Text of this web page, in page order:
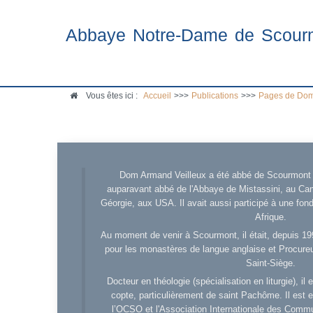
Abbaye Notre-Dame de
Vous êtes ici : Accueil >>> Publications >>> Pages de
Dom Armand Veilleux a été abbé de
auparavant abbé de l'Abbaye de Mistassini, au
Géorgie, aux USA. Il avait aussi participé à une
Afrique.
Au moment de venir à Scourmont, il était, depuis
pour les monastères de langue anglaise et
Saint-Siège.
Docteur en théologie (spécialisation en liturgie), il
copte, particulièrement de saint Pachôme. Il est
l’OCSO et l'Association Internationale des